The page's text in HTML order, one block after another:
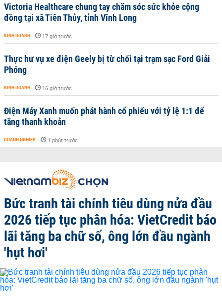
Victoria Healthcare chung tay chăm sóc sức khỏe cộng
đồng tại xã Tiên Thủy, tỉnh Vĩnh Long
KINH DOANH - 17 giờ trước
Thực hư vụ xe điện Geely bị từ chối tại trạm sạc Ford Giải
Phóng
KINH DOANH - 16 giờ trước
Điện Máy Xanh muốn phát hành cổ phiếu với tỷ lệ 1:1 để
tăng thanh khoản
DOANH NGHIỆP - 1 phút trước
Bức tranh tài chính tiêu dùng nửa đầu
2026 tiếp tục phân hóa: VietCredit báo
lãi tăng ba chữ số, ông lớn đầu ngành
'hụt hơi'